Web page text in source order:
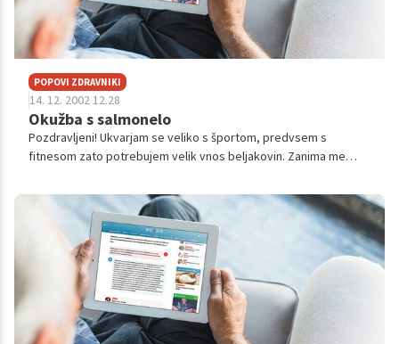
POPOVI ZDRAVNIKI
14. 12. 2002 12.28
Okužba s salmonelo
Pozdravljeni! Ukvarjam se veliko s športom, predvsem s
fitnesom zato potrebujem velik vnos beljakovin. Zanima me
pasteriziranih beljakov, ki jih dobi...